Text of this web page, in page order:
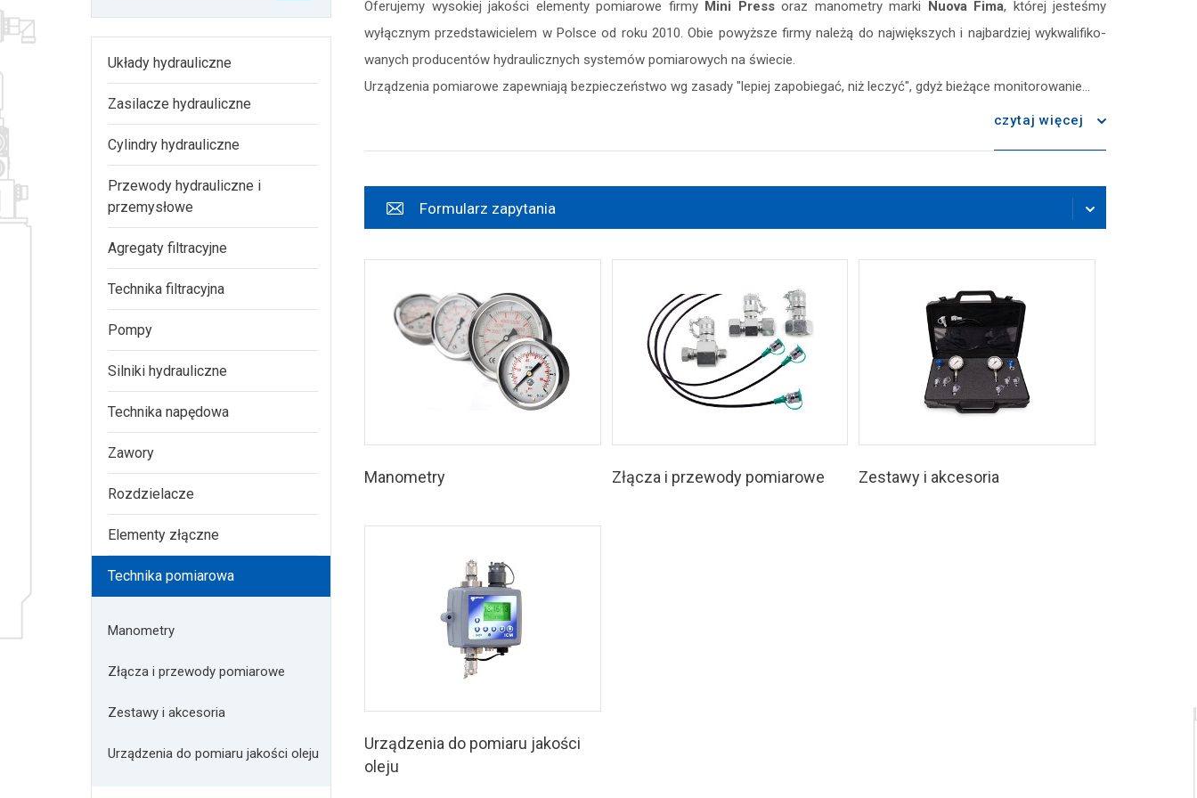
Układy hydrauliczne
Zasilacze hydrauliczne
Cylindry hydrauliczne
Przewody hydrauliczne i
przemysłowe
Agregaty filtracyjne
Technika filtracyjna
Pompy
Silniki hydrauliczne
Technika napędowa
Zawory
Rozdzielacze
Elementy złączne
Technika pomiarowa
Manometry
Złącza i przewody pomiarowe
Zestawy i akcesoria
Urządzenia do pomiaru jakości oleju
Oferujemy wysokiej jakości elementy pomiarowe firmy Mini Pressoraz manometry marki Nuova Fima, której jesteśmy
wyłącznym przedstawicielem w Polsce od roku 2010. Obie powyższe firmy należą do największych i najbardziej wykwalifiko-
wanych producentów hydraulicznych systemów pomiarowych na świecie.
Urządzenia pomiarowe zapewniają bezpieczeństwo wg zasady "lepiej zapobiegać, niż leczyć", gdyż bieżące monitorowanie...
czytaj więcej
Formularz zapytania
Manometry Złącza i przewody pomiarowe Zestawy i akcesoria
Urządzenia do pomiaru jakości
oleju